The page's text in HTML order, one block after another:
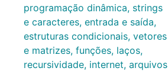
programação dinâmica, strings
e caracteres, entrada e saída,
estruturas condicionais, vetores
e matrizes, funções, laços,
recursividade, internet, arquivos